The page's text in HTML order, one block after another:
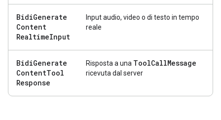
BidiGenerate
Content
RealtimeInput
Input audio, video o di testo in tempo
reale
BidiGenerate
ContentTool
Response
Risposta a una ToolCallMessage
ricevuta dal server